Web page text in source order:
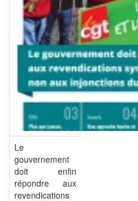
Le
gouvernement
doit enfin
répondre aux
revendications